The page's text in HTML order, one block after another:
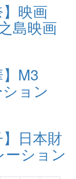
】映画
島映画
】M3
ョン
】日本財
ーション